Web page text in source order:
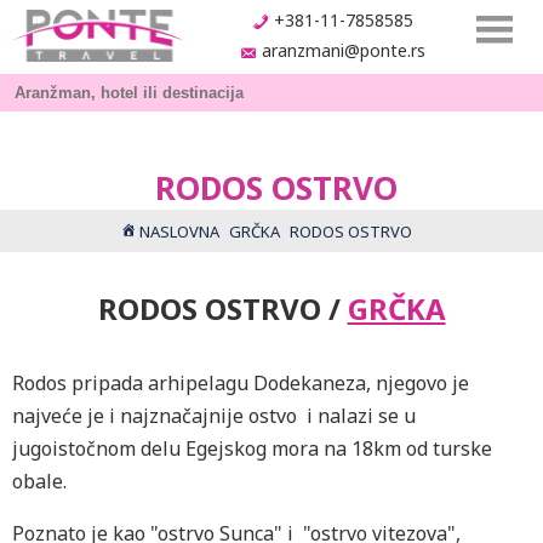
+381-11-7858585
aranzmani@ponte.rs
RODOS OSTRVO
NASLOVNA GRČKA RODOS OSTRVO
RODOS OSTRVO / GRČKA
Rodos pripada arhipelagu Dodekaneza, njegovo je
najveće je i najznačajnije ostvo i nalazi se u
jugoistočnom delu Egejskog mora na 18km od turske
obale.
Poznato je kao "ostrvo Sunca" i "ostrvo vitezova",